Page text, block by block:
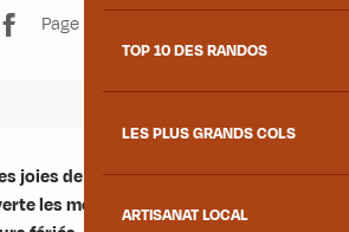
TOP 10 DES RANDOS
LES PLUS GRANDS COLS
ARTISANAT LOCAL
Page Facebook
joies de la pêche !
les mercredis, samedis,